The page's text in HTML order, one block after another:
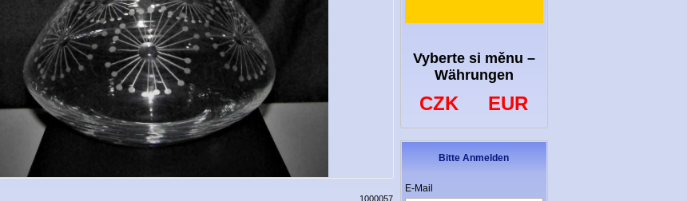
Vyberte si měnu –
Währungen
CZK EUR
Bitte Anmelden
E-Mail
1000057